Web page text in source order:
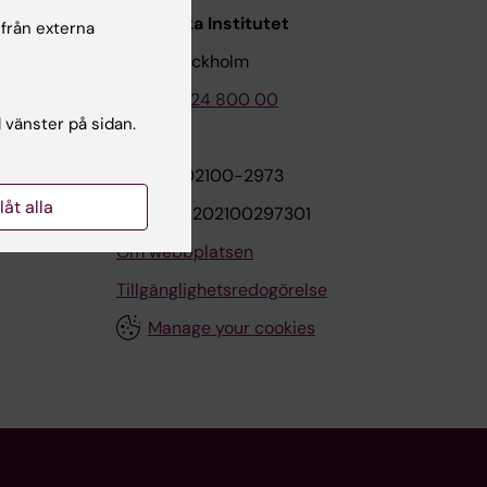
Karolinska Institutet
171 77 Stockholm
Tel: 08-524 800 00
Org.nr: 202100-2973
VAT.nr: SE202100297301
Om webbplatsen
Tillgänglighetsredogörelse
Manage your cookies
externa
på sidan.
alla